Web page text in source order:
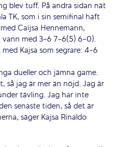
blev tuff. På andra sidan nät
TK, som i sin semifinal haft
Caijsa Hennemann,
vann med 3-6 7-6(5) 6-0).
Kajsa som segrare: 4-6
dueller och jämna game.
så jag är mer än nöjd. Jag är
tävling. Jag har inte
senaste tiden, så det är
säger Kajsa Rinaldo